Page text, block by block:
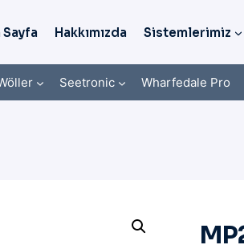
Sayfa Hakkımızda Sistemlerimiz
Seetronic Wharfedale Pro